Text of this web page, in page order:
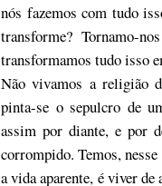
nós fazemos com tudo
transforme? Tornamo-
transformamos tudo isso
Não vivamos a religião
pinta-se o sepulcro de
assim por diante, e por
corrompido. Temos,
a vida aparente, é viver